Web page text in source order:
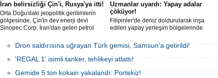
İran belirsizliği Çin'i, Rusya'ya itti!
Orta Doğu'daki jeopolitik gerilimlerin
gölgesinde, Çin'in dev enerji devi
Sinopec Corp, İran'dan gelen petrol
rotasını Rusya'ya çevirdi. Dünyanın en
büyük rafine şirketlerinden biri olan
Sinopec, İran'la yaşanan 'savaş'
bahanesiyle daralan arzı telafi etmek
için Uzak Doğu Rus petrolüne
Uzmanlar uyardı: Yapay adalar
çöküyor!
Filipinler'de deniz doldurularak inşa
edilen yapay yerleşim bölgelerinde
ortaya çıktı. Filipinler Üniversitesi
Diliman Kampüsü'nden jeodezi
mühendisleri tarafından gerçekleştirilen
arazilerin milimetre milimetre suya
Dron saldırısına uğrayan Türk gemisi, Samsun'a getirildi!
'REGAL 1' isimli tanker, tehlikeyi atlattı!
Gemide 5 ton kokain yakalandı: Portekiz!